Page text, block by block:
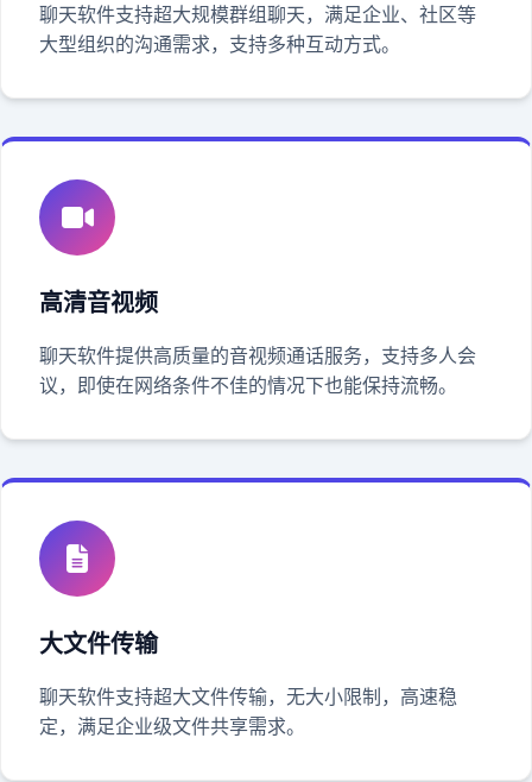
聊天软件支持超大规模群组聊天，满足企业、社区等
大型组织的沟通需求，支持多种互动方式。
高清音视频
聊天软件提供高质量的音视频通话服务，支持多人会
议，即使在网络条件不佳的情况下也能保持流畅。
大文件传输
聊天软件支持超大文件传输，无大小限制，高速稳
定，满足企业级文件共享需求。